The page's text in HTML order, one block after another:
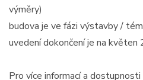
výměry)
budova je ve fázi výstavby /
uvedení dokončení je na květen
Pro více informací a